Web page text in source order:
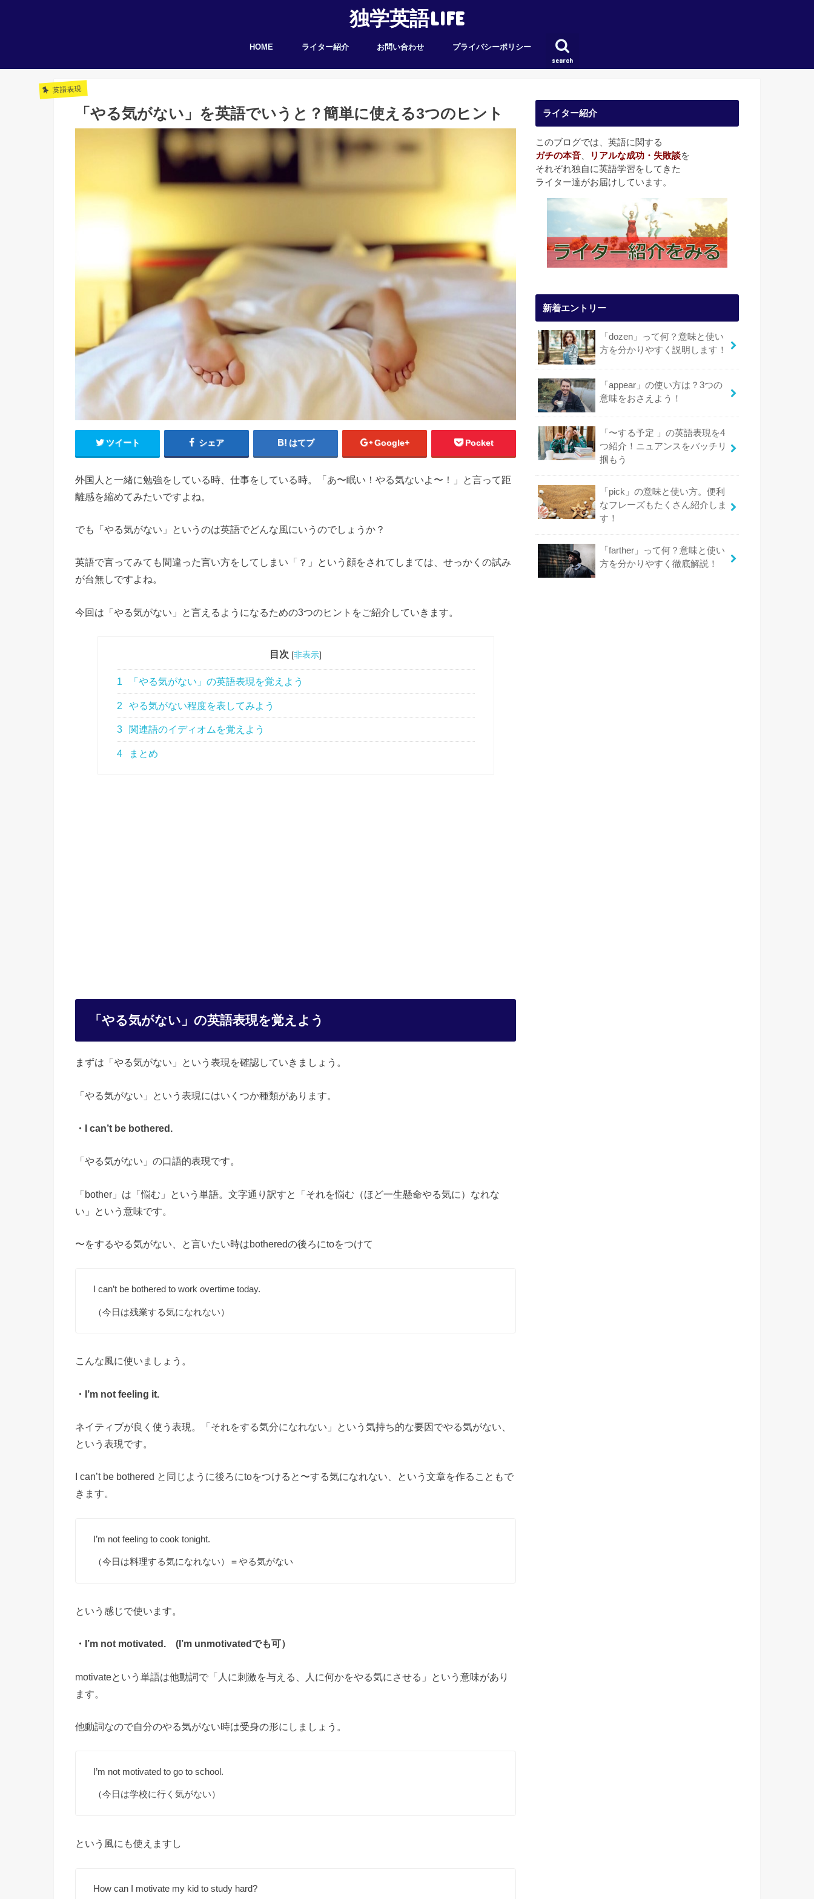
独学英語LIFE
search
HOME ライター紹介 お問い合わせ プライバシーポリシー
英語表現
「やる気がない」を英語でいうと？簡単に使える3つのヒント
ツイート シェア はてブ Google+ Pocket
外国人と一緒に勉強をしている時、仕事をしている時。「あ〜眠い！やる気ないよ〜！」と言って距
離感を縮めてみたいですよね。
でも「やる気がない」というのは英語でどんな風にいうのでしょうか？
英語で言ってみても間違った言い方をしてしまい「？」という顔をされてしまては、せっかくの試み
が台無しですよね。
今回は「やる気がない」と言えるようになるための3つのヒントをご紹介していきます。
目次 [非表示]
1 「やる気がない」の英語表現を覚えよう
2 やる気がない程度を表してみよう
3 関連語のイディオムを覚えよう
4 まとめ
「やる気がない」の英語表現を覚えよう
まずは「やる気がない」という表現を確認していきましょう。
「やる気がない」という表現にはいくつか種類があります。
・I can’t be bothered.
「やる気がない」の口語的表現です。
「bother」は「悩む」という単語。文字通り訳すと「それを悩む（ほど一生懸命やる気に）なれな
い」という意味です。
〜をするやる気がない、と言いたい時はbotheredの後ろにtoをつけて
I can’t be bothered to work overtime today.
（今日は残業する気になれない）
こんな風に使いましょう。
・I’m not feeling it.
ネイティブが良く使う表現。「それをする気分になれない」という気持ち的な要因でやる気がない、
という表現です。
I can’t be bothered と同じように後ろにtoをつけると〜する気になれない、という文章を作ることもで
きます。
I’m not feeling to cook tonight.
（今日は料理する気になれない）＝やる気がない
という感じで使います。
・I’m not motivated. (I’m unmotivatedでも可）
motivateという単語は他動詞で「人に刺激を与える、人に何かをやる気にさせる」という意味があり
ます。
他動詞なので自分のやる気がない時は受身の形にしましょう。
I’m not motivated to go to school.
（今日は学校に行く気がない）
という風にも使えますし
How can I motivate my kid to study hard?
ライター紹介
このブログでは、英語に関する
ガチの本音
リアルな成功・失敗談を
それぞれ独自に英語学習をしてきた
ライター達がお届けしています。
新着エントリー
「dozen」って何？意味と使い
方を分かりやすく説明します！
「appear」の使い方は？3つの
意味をおさえよう！
「〜する予定 」の英語表現を4
つ紹介！ニュアンスをバッチリ
掴もう
「pick」の意味と使い方。便利
なフレーズもたくさん紹介しま
す！
「farther」って何？意味と使い
方を分かりやすく徹底解説！